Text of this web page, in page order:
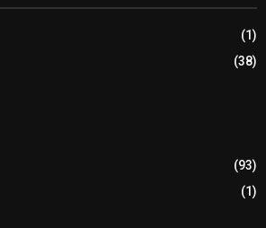
(1)
(38)
(93)
(1)